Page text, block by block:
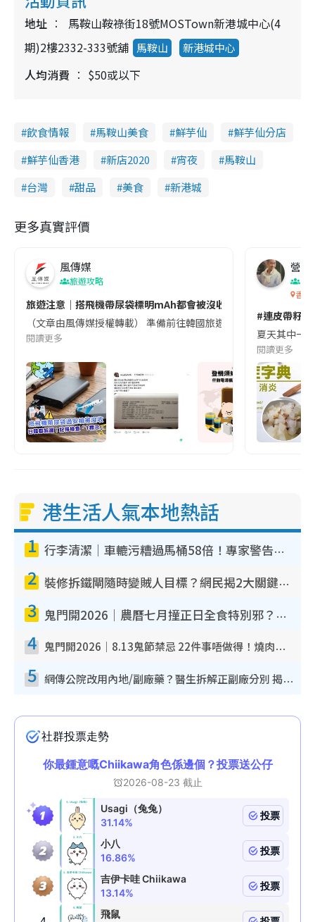
地址
馬鞍山鞍祿街18號MOSTown新港城中心(4
期)2樓2332-333號舖 馬鞍山 新港城中心
人均消費 $50或以下
飲食情報 馬鞍山美食 鮮芋仙
鮮芋仙分店
鮮芋仙香港
新店2020 宵夜
馬鞍山
台灣
甜品 美食 新港城
更多真實評價
風傳媒
旅遊攻略
旅遊注意｜搭飛機帶尿袋標明mAh都會被沒收😱出發前切記檢查
（文章由風傳媒授權轉載） 準備前往韓國旅遊的民眾，近期要
閱讀更多
營養
香港
#連皮帶籽
夏天其中一
閱讀更多
港生活人氣本地熱話
1 行李清潔｜車轆污糟過馬桶58倍！專家警告忌用酒精抹 教1招免污手除菌
2 裝修拆鐵閘隨時變賊人目標？網民揭2大關鍵用途：裝新式等於白裝？附新舊鐵閘分別
3 鬼門開2026｜農曆七月撞正日全食特別邪？專家警告切忌做一事！揭4大禁忌+2招保平安
4 鬼門開2026｜8.13鬼節禁忌 22件事唔做得！燒肉、刺身要少食？半夜勿吹口哨/打呢個電話
5 網傳公院改用內地/副廠藥？醫生拆解正副廠分別 揭4類人換藥隨時出事